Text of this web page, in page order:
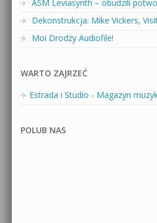
ASM Leviasynth – obudzili
Dekonstrukcja: Mike Vickers,
Moi Drodzy Audiofile!
WARTO ZAJRZEĆ
Estrada i Studio - Magazyn
POLUB NAS